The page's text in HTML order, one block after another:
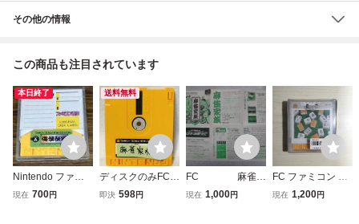
その他の情報
この商品も注目されています
本日終了
Nintendo ファミ
コン ディスクシス
現在 700円
送料無料
ディスクのみFC麻
雀家族 動作確認済
即決 598円
FC 麻雀家
族 取説
現在 1,000円
FC ファミコン デ
ィスクシステム デ
現在 1,200円